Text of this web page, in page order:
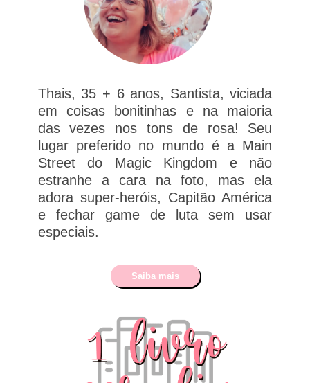
Thais, 35 + 6 anos, Santista, viciada
em coisas bonitinhas e na maioria
das vezes nos tons de rosa! Seu
lugar preferido no mundo é a Main
Street do Magic Kingdom e não
estranhe a cara na foto, mas ela
adora super-heróis, Capitão América
e fechar game de luta sem usar
especiais.
Saiba mais